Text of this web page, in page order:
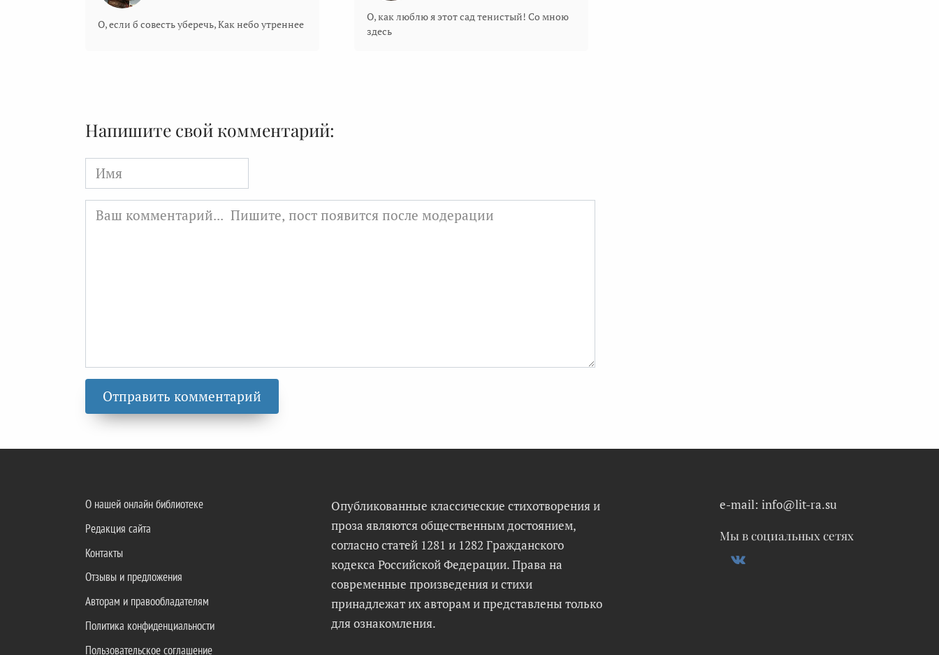
О, если б совесть уберечь, Как небо утреннее
О, как люблю я этот сад тенистый! Со мною
здесь
Напишите свой комментарий:
Имя
О нашей онлайн библиотеке
Редакция сайта
Контакты
Отзывы и предложения
Авторам и правообладателям
Политика конфиденциальности
Пользовательское соглашение
Опубликованные классические стихотворения и
проза являются общественным достоянием,
согласно статей 1281 и 1282 Гражданского
кодекса Российской Федерации. Права на
современные произведения и стихи
принадлежат их авторам и представлены только
для ознакомления.
e-mail: info@lit-ra.su
Мы в социальных сетях